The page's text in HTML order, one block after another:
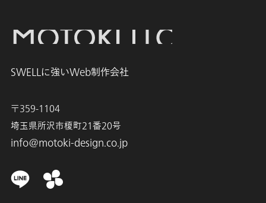
SWELLに強いWeb制作会社
〒359-1104
埼玉県所沢市榎町21番20号
info@motoki-design.co.jp